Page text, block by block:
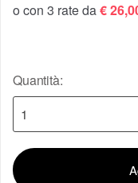
o con 3 rate da€
Quantità: